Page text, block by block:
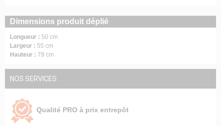
Dimensions produit déplié
Longueur : 50 cm
Largeur : 55 cm
Hauteur : 79 cm
NOS SERVICES
Qualité PRO à prix entrepôt